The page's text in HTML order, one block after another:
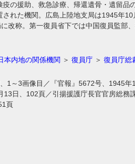
の援助、救急診療、帰還遺骨・遺留
れた機関。広島上陸地支局は1945年
改称。第一復員省下では中国復員監部
本内地の関係機関 ＞ 復員庁 ＞ 復員庁総
1～3画像目／『官報』5672号、1945
13日、102頁／引揚援護庁長官官房総
頁